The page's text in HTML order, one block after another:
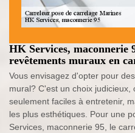
HK Services, maconnerie
revêtements muraux en
Vous envisagez d'opter pour
mural? C'est un choix judicieux,
seulement faciles à entretenir,
les plus esthétiques. Pour une
Services, maconnerie 95, le